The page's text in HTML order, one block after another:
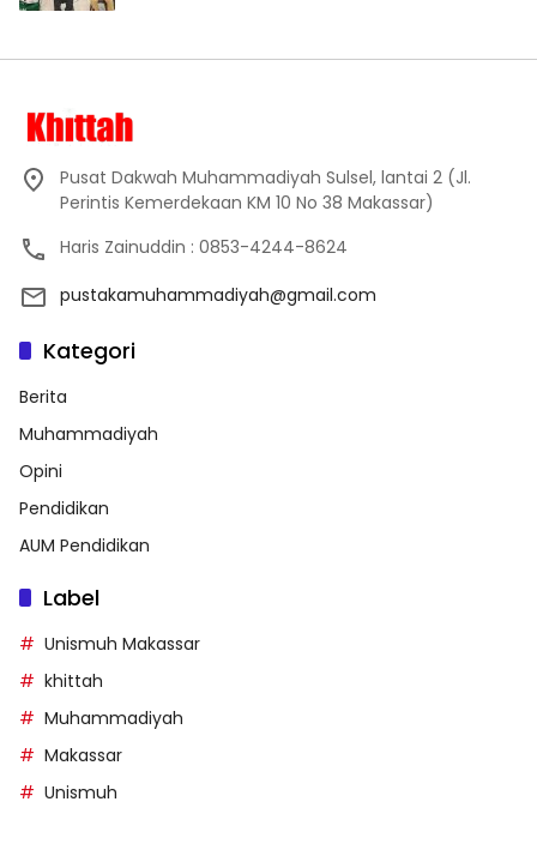
Pusat Dakwah Muhammadiyah Sulsel, lantai 2 (Jl.
Perintis Kemerdekaan KM 10 No 38 Makassar)
Haris Zainuddin : 0853-4244-8624
pustakamuhammadiyah@gmail.com
Kategori
Berita
Muhammadiyah
Opini
Pendidikan
AUM Pendidikan
Label
Unismuh Makassar
khittah
Muhammadiyah
Makassar
Unismuh